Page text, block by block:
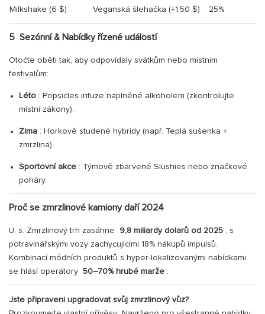
Milkshake (6 $) Veganská šlehačka (+1,50 $) 25%
5 Sezónní & Nabídky řízené událostí
Otočte oběti tak, aby odpovídaly svátkům nebo místním
festivalům:
Léto : Popsicles infuze naplněné alkoholem (zkontrolujte
místní zákony).
Zima : Horkově studené hybridy (např. Teplá sušenka +
zmrzlina).
Sportovní akce : Týmově zbarvené Slushies nebo značkové
poháry.
Proč se zmrzlinové kamiony daří 2024
U. s. Zmrzlinový trh zasáhne 9,8 miliardy dolarů od 2025 , s
potravinářskými vozy zachycujícími 18% nákupů impulsů.
Kombinací módních produktů s hyper-lokalizovanými nabídkami
se hlásí operátory 50–70% hrubé marže .
Jste připraveni upgradovat svůj zmrzlinový vůz?